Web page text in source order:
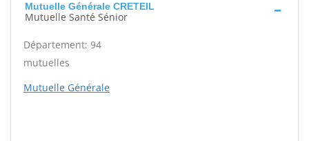
Mutuelle Générale CRETEIL
Mutuelle Santé Sénior
Département: 94
mutuelles
Mutuelle Générale